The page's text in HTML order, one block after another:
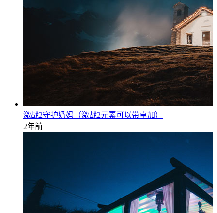
激战2守护奶妈（激战2元素可以带卓加）
2年前